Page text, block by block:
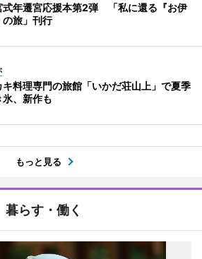
式年遷宮応援本第2弾 「私に還る『お伊
の旅」刊行
キ料理専門の旅館「いかだ荘山上」で夏季
、新作も
もっと見る
暮らす・働く